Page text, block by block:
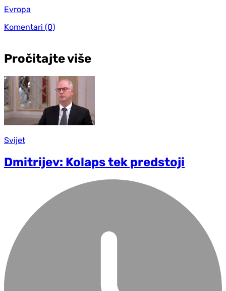
Evropa
Komentari (0)
Pročitajte više
Svijet
Dmitrijev: Kolaps tek predstoji